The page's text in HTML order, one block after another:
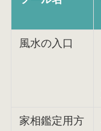
風水の入口
家相鑑定用方